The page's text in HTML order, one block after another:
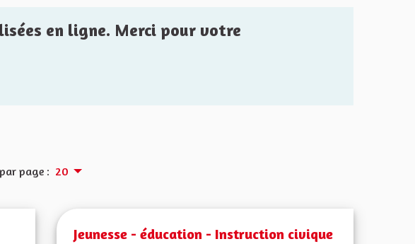
en ligne. Merci pour votre
page : 20
Jeunesse - éducation - Instruction civique